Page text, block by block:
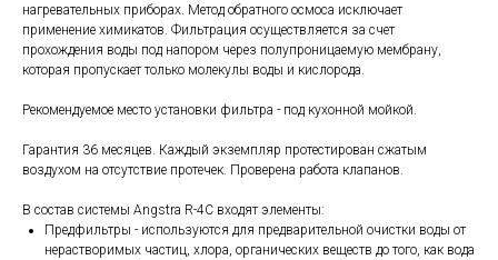
нагревательных приборах. Метод обратного осмоса исключает
применение химикатов. Фильтрация осуществляется за счет
прохождения воды под напором через полупроницаемую мембрану,
которая пропускает только молекулы воды и кислорода.
Рекомендуемое место установки фильтра - под кухонной мойкой.
Гарантия 36 месяцев. Каждый экземпляр протестирован сжатым
воздухом на отсутствие протечек. Проверена работа клапанов.
В состав системы Angstra R-4C входят элементы:
Предфильтры - используются для предварительной очистки воды от
нерастворимых частиц, хлора, органических веществ до того, как вода